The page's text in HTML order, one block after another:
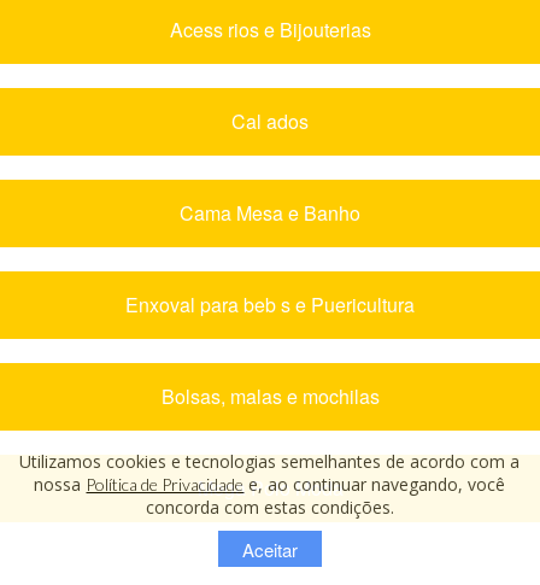
Acess rios e Bijouterias
Cal ados
Cama Mesa e Banho
Enxoval para beb s e Puericultura
Bolsas, malas e mochilas
Mega Polo Moda
Utilizamos cookies e tecnologias semelhantes de acordo com a
nossa Política de Privacidade e, ao continuar navegando, você
concorda com estas condições.
Aceitar